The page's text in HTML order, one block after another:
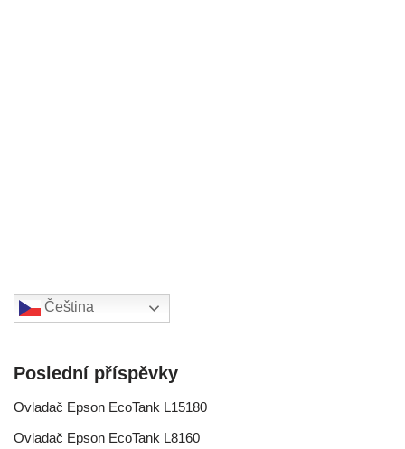
Čeština‎
Poslední příspěvky
Ovladač Epson EcoTank L15180
Ovladač Epson EcoTank L8160